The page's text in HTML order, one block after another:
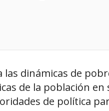
las dinámicas de
de la población
de política